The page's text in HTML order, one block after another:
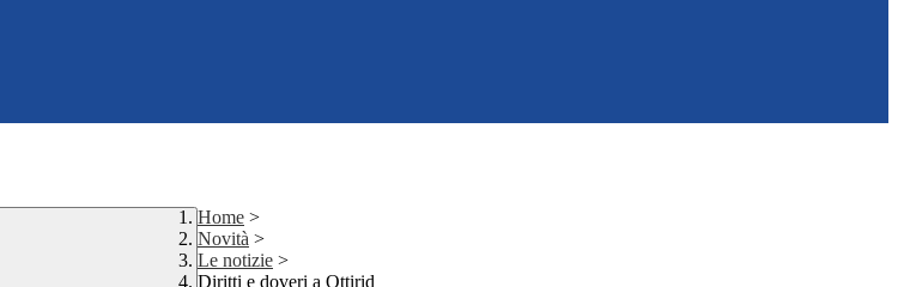
Home >
Novità >
Le notizie >
Diritti e doveri a Ottirid